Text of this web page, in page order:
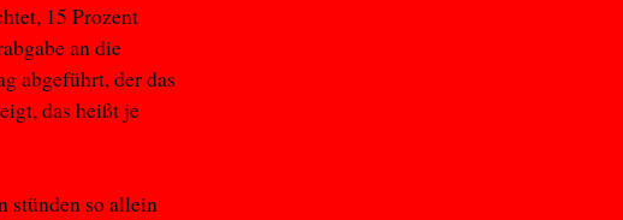
15 Prozent
an die
abgeführt, der das
das heißt je
stünden so allein